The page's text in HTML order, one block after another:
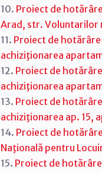
10. Proiect de
Arad, str. Voluntarilor
11. Proiect de
achiziţionarea
12. Proiect de
achiziţionarea
13. Proiect de
achiziţionarea ap. 15,
14. Proiect de
Naţională pentru
15. Proiect de